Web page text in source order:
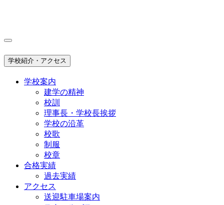
学校紹介・アクセス
学校案内
建学の精神
校訓
理事長・学校長挨拶
学校の沿革
校歌
制服
校章
合格実績
過去実績
アクセス
送迎駐車場案内